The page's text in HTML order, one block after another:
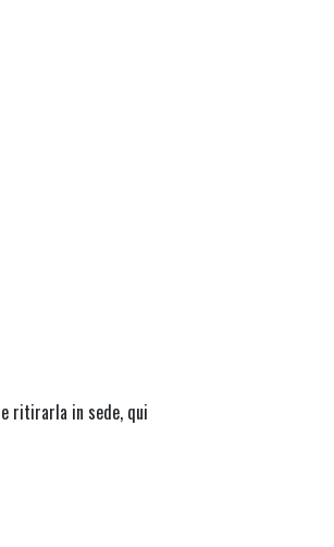
ritirarla in sede, qui